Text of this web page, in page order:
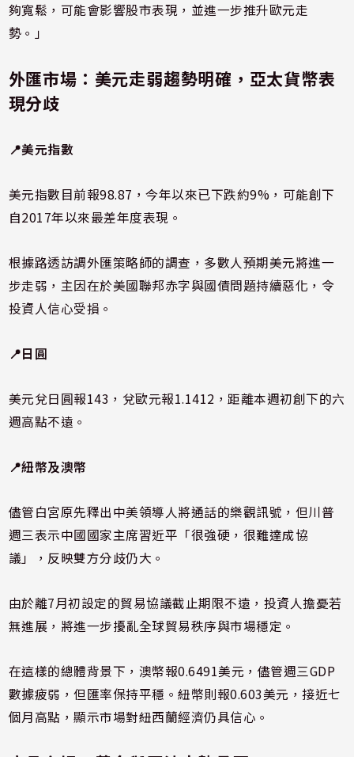
夠寬鬆，可能會影響股市表現，並進一步推升歐元走
勢。」
外匯市場：美元走弱趨勢明確，亞太貨幣表
現分歧
📍美元指數
美元指數目前報98.87，今年以來已下跌約9%，可能創下
自2017年以來最差年度表現。
根據路透訪調外匯策略師的調查，多數人預期美元將進一
步走弱，主因在於美國聯邦赤字與國債問題持續惡化，令
投資人信心受損。
📍日圓
美元兌日圓報143，兌歐元報1.1412，距離本週初創下的六
週高點不遠。
📍紐幣及澳幣
儘管白宮原先釋出中美領導人將通話的樂觀訊號，但川普
週三表示中國國家主席習近平「很強硬，很難達成協
議」，反映雙方分歧仍大。
由於離7月初設定的貿易協議截止期限不遠，投資人擔憂若
無進展，將進一步擾亂全球貿易秩序與市場穩定。
在這樣的總體背景下，澳幣報0.6491美元，儘管週三GDP
數據疲弱，但匯率保持平穩。紐幣則報0.603美元，接近七
個月高點，顯示市場對紐西蘭經濟仍具信心。